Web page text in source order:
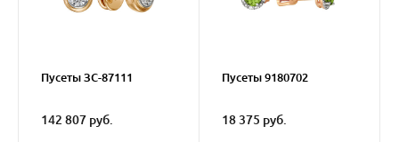
Пусеты ЗС-87111
142 807 руб.
Пусеты 9180702
18 375 руб.